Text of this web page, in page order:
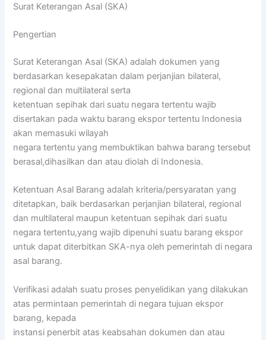
Surat Keterangan Asal (SKA)
Pengertian
Surat Keterangan Asal (SKA) adalah dokumen yang
berdasarkan kesepakatan dalam perjanjian bilateral,
regional dan multilateral serta
ketentuan sepihak dari suatu negara tertentu wajib
disertakan pada waktu barang ekspor tertentu Indonesia
akan memasuki wilayah
negara tertentu yang membuktikan bahwa barang tersebut
berasal,dihasilkan dan atau diolah di Indonesia.
Ketentuan Asal Barang adalah kriteria/persyaratan yang
ditetapkan, baik berdasarkan perjanjian bilateral, regional
dan multilateral maupun ketentuan sepihak dari suatu
negara tertentu,yang wajib dipenuhi suatu barang ekspor
untuk dapat diterbitkan SKA-nya oleh pemerintah di negara
asal barang.
Verifikasi adalah suatu proses penyelidikan yang dilakukan
atas permintaan pemerintah di negara tujuan ekspor
barang, kepada
instansi penerbit atas keabsahan dokumen dan atau